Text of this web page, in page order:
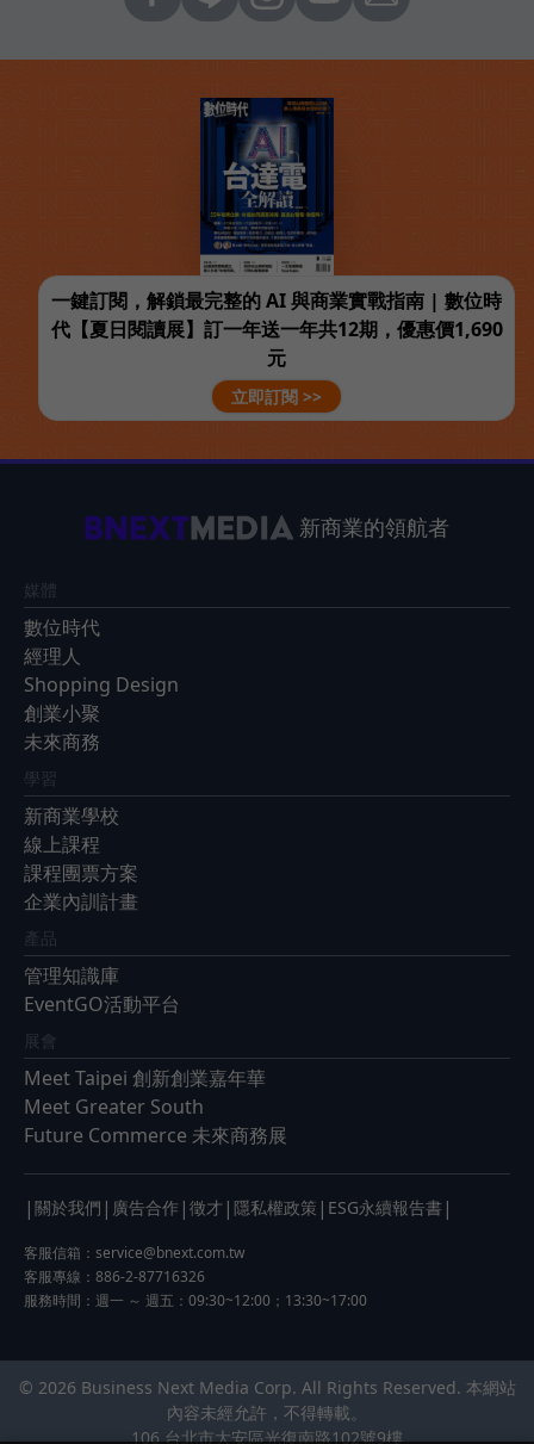
一鍵訂閱，解鎖最完整的 AI 與商業實戰指南 | 數位時
代【夏日閱讀展】訂一年送一年共12期，優惠價1,690
元
立即訂閱 >>
新商業的領航者
媒體
數位時代
經理人
Shopping Design
創業小聚
未來商務
學習
新商業學校
線上課程
課程團票方案
企業內訓計畫
產品
管理知識庫
EventGO活動平台
展會
Meet Taipei 創新創業嘉年華
Meet Greater South
Future Commerce 未來商務展
| 關於我們 | 廣告合作 | 徵才 | 隱私權政策 | ESG永續報告書 |
客服信箱： service@bnext.com.tw
客服專線：886-2-87716326
服務時間：週一 ～ 週五：09:30~12:00；13:30~17:00
© 2026 Business Next Media Corp. All Rights Reserved. 本網站
內容未經允許，不得轉載。
106 台北市大安區光復南路102號9樓